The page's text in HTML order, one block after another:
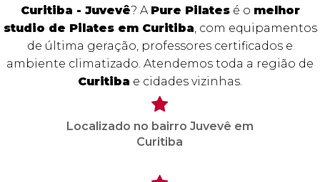
Curitiba - Juvevê? A Pure Pilatesé o melhor
studio de Pilates em Curitiba, com equipamentos
de última geração, professores certificados e
ambiente climatizado. Atendemos toda a região de
Curitiba e cidades vizinhas.
Localizado no bairro Juvevê em
Curitiba